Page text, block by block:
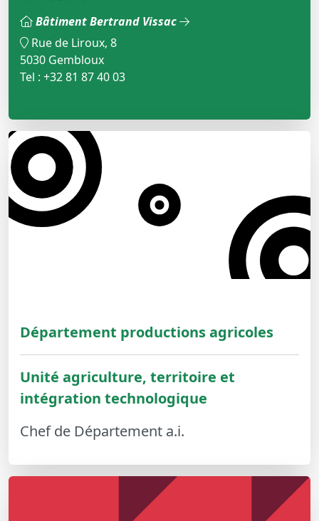
Bâtiment Bertrand Vissac
Rue de Liroux, 8
5030 Gembloux
Tel : +32 81 87 40 03
Département productions agricoles
Unité agriculture, territoire et
intégration technologique
Chef de Département a.i.